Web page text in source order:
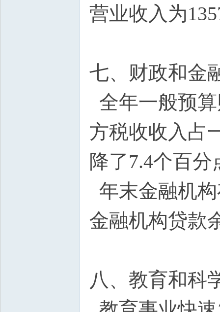
营业收入为
七、财政和金
全年一般预
方税收收入占
降了7.4个百分
年末金融机
金融机构贷款
八、教育和科